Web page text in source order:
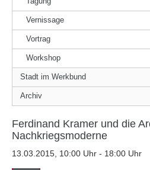
Vernissage
Vortrag
Workshop
Stadt im Werkbund
Archiv
Ferdinand Kramer und die
Nachkriegsmoderne
13.03.2015, 10:00 Uhr - 18:00 Uhr